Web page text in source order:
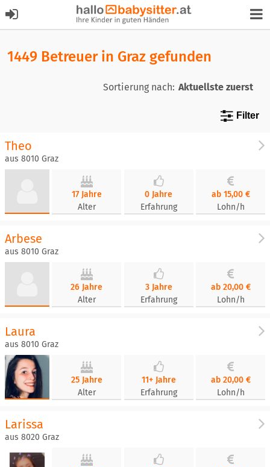
1449 Betreuer in Graz gefunden
Sortierung nach:
Filter
Theo
aus 8010 Graz
17 Jahre
Alter
0 Jahre
Erfahrung
ab 15,00 €
Lohn/h
Arbese
aus 8010 Graz
26 Jahre
Alter
3 Jahre
Erfahrung
ab 20,00 €
Lohn/h
Laura
aus 8010 Graz
25 Jahre
Alter
11+ Jahre
Erfahrung
ab 20,00 €
Lohn/h
Larissa
aus 8020 Graz